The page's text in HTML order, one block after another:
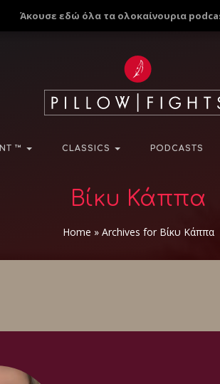
Άκουσε εδώ όλα τα ολοκαίνουρια
™ CLASSICS PODCASTS
Βίκυ Κάππα
Home » Archives for Βίκυ Κάππα